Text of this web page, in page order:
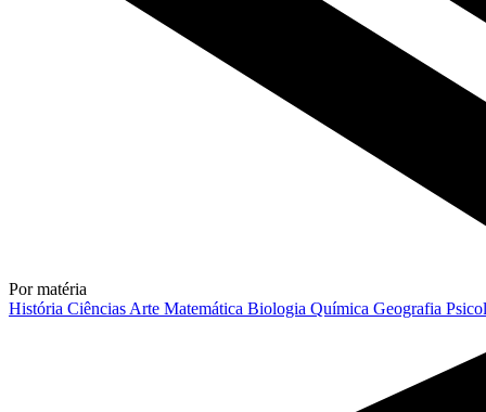
Por matéria
História Ciências Arte Matemática Biologia Química Geografia